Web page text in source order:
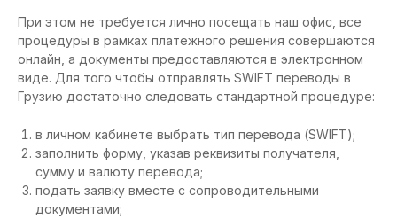
При этом не требуется лично посещать наш офис, все
процедуры в рамках платежного решения совершаются
онлайн, а документы предоставляются в электронном
виде. Для того чтобы отправлять SWIFT переводы в
Грузию достаточно следовать стандартной процедуре:
в личном кабинете выбрать тип перевода (SWIFT);
заполнить форму, указав реквизиты получателя,
сумму и валюту перевода;
подать заявку вместе с сопроводительными
документами;